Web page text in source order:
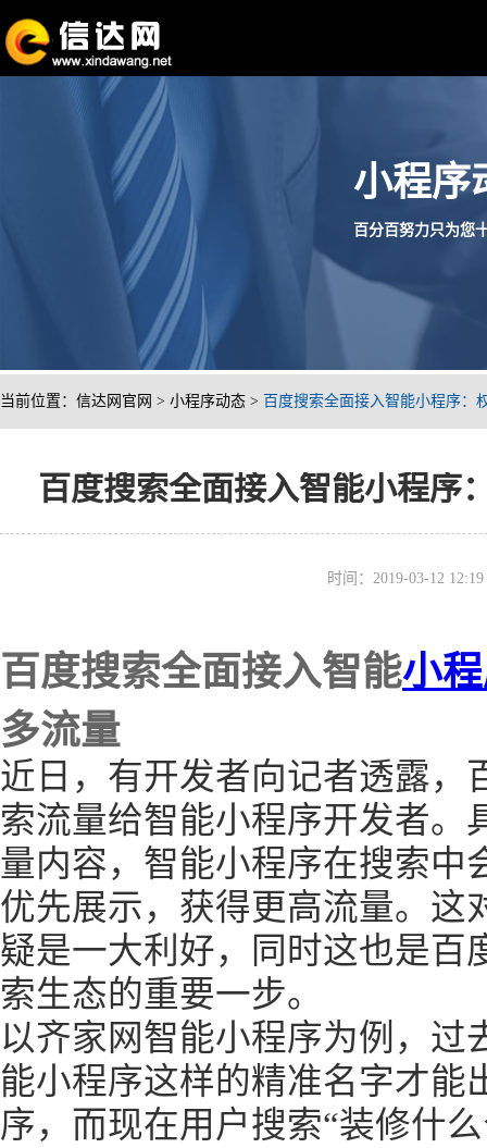
小程序
百分百努力只为您
当前位置： 信达网官网 > 小程序动态 > 百度搜索全面接入智能小程序：
百度搜索全面接入智能小程序
时间：2019-03-12
百度搜索全面接入智能小
多流量
近日，有开发者向记者透露，
索流量给智能小程序开发者。
量内容，智能小程序在搜索中
优先展示，获得更高流量。这
疑是一大利好，同时这也是百
索生态的重要一步。
以齐家网智能小程序为例，过
能小程序这样的精准名字才能
序，而现在用户搜索“装修什